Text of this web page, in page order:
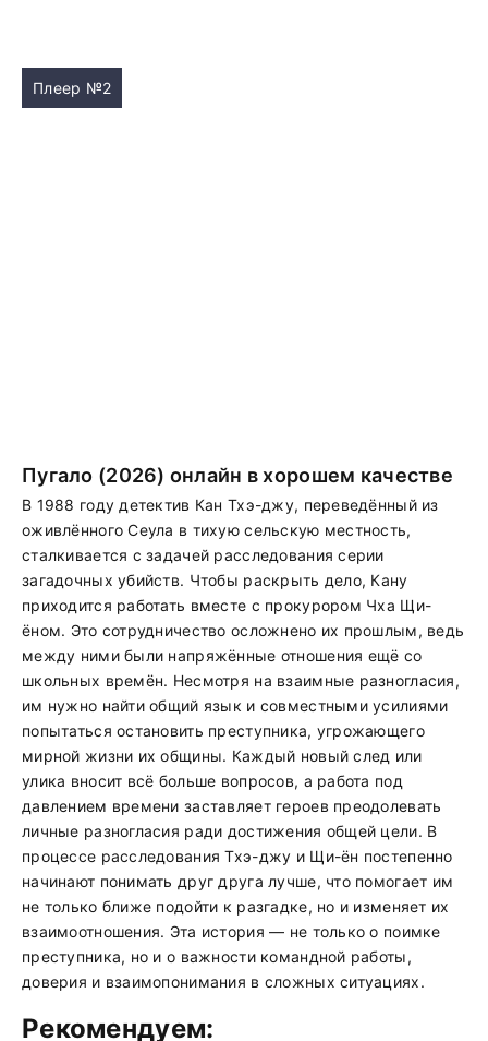
Плеер №2
Пугало (2026) онлайн в хорошем качестве
В 1988 году детектив Кан Тхэ-джу, переведённый из
оживлённого Сеула в тихую сельскую местность,
сталкивается с задачей расследования серии
загадочных убийств. Чтобы раскрыть дело, Кану
приходится работать вместе с прокурором Чха Щи-
ёном. Это сотрудничество осложнено их прошлым, ведь
между ними были напряжённые отношения ещё со
школьных времён. Несмотря на взаимные разногласия,
им нужно найти общий язык и совместными усилиями
попытаться остановить преступника, угрожающего
мирной жизни их общины. Каждый новый след или
улика вносит всё больше вопросов, а работа под
давлением времени заставляет героев преодолевать
личные разногласия ради достижения общей цели. В
процессе расследования Тхэ-джу и Щи-ён постепенно
начинают понимать друг друга лучше, что помогает им
не только ближе подойти к разгадке, но и изменяет их
взаимоотношения. Эта история — не только о поимке
преступника, но и о важности командной работы,
доверия и взаимопонимания в сложных ситуациях.
Рекомендуем: